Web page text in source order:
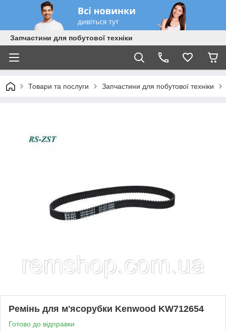
Запчастини для побутової техніки
Товари та послуги Запчастини для побутової техніки
Ремінь для м'ясорубки Kenwood KW712654
Готово до відправки